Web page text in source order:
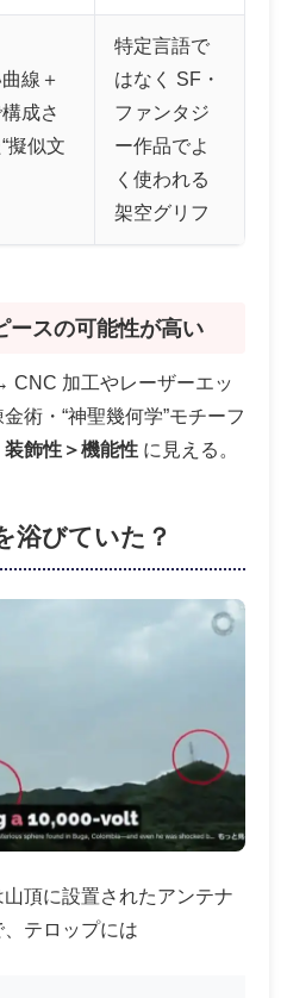
線＋
成さ
擬似文
特定言語で
はなく SF・
ファンタジ
ー作品でよ
く使われる
架空グリフ
ースの可能性が高い
CNC 加工やレーザーエッ
術・“神聖幾何学”モチーフ
装飾性＞機能性 に見える。
びていた？
頂に設置されたアンテナ
、テロップには